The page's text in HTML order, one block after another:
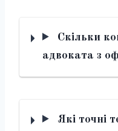
Скільки
адвоката з
Які точні